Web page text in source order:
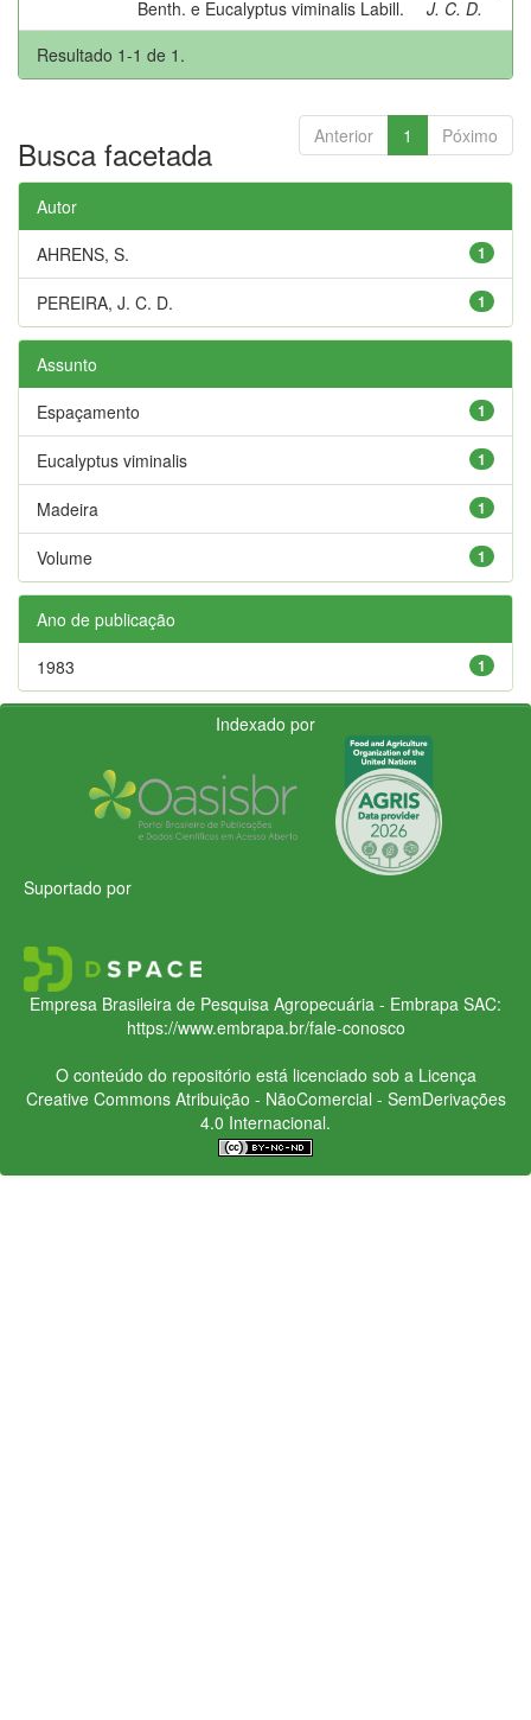
Benth. e Eucalyptus viminalis Labill.
J. C. D.
Resultado 1-1 de 1.
Anterior 1 Póximo
Busca facetada
Autor
1
AHRENS, S.
1
PEREIRA, J. C. D.
Assunto
1
Espaçamento
1
Eucalyptus viminalis
1
Madeira
1
Volume
Ano de publicação
1
1983
Indexado por
Suportado por
Empresa Brasileira de Pesquisa Agropecuária - Embrapa SAC:
https://www.embrapa.br/fale-conosco
O conteúdo do repositório está licenciado sob a Licença
Creative CommonsAtribuição - NãoComercial - SemDerivações
4.0 Internacional.